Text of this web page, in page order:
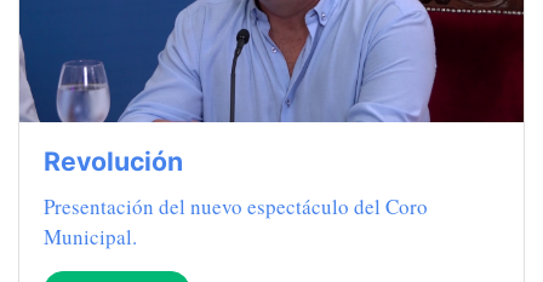
Revolución
Presentación del nuevo espectáculo del Coro
Municipal.